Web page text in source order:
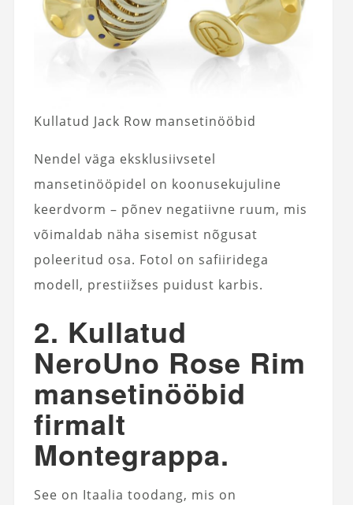
Kullatud Jack Row mansetinööbid
Nendel väga eksklusiivsetel
mansetinööpidel on koonusekujuline
keerdvorm – põnev negatiivne ruum, mis
võimaldab näha sisemist nõgusat
poleeritud osa. Fotol on safiiridega
modell, prestiižses puidust karbis.
2. Kullatud
NeroUno Rose Rim
mansetinööbid
firmalt
Montegrappa.
See on Itaalia toodang, mis on